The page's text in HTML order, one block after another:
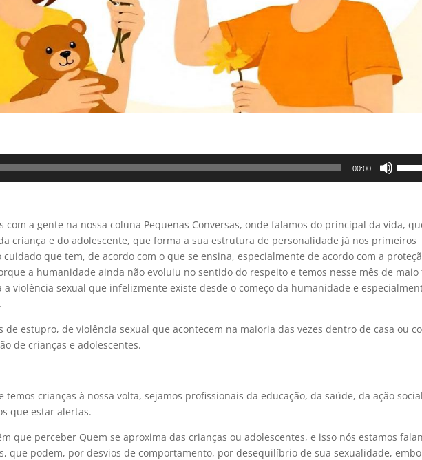
00:00
cima
ou
para
baixo
para
com a gente na nossa coluna Pequenas Conversas, onde falamos do principal da vida,
criança e do adolescente, que forma a sua estrutura de personalidade já nos primeiros
cuidado que tem, de acordo com o que se ensina, especialmente de acordo com a
a humanidade ainda não evoluiu no sentido do respeito e temos nesse mês de maio
a violência sexual que infelizmente existe desde o começo da humanidade e
de estupro, de violência sexual que acontecem na maioria das vezes dentro de casa ou
de crianças e adolescentes.
temos crianças à nossa volta, sejamos profissionais da educação, da saúde, da ação
que estar alertas.
que perceber Quem se aproxima das crianças ou adolescentes, e isso nós estamos
que podem, por desvios de comportamento, por desequilíbrio de sua sexualidade,